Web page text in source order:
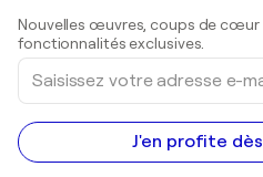
Peintures acryliques
Nouvelles œuvres, coups de cœur
fonctionnalités exclusives.
Saisissez
votre
adresse
e-
mail
J'en profite